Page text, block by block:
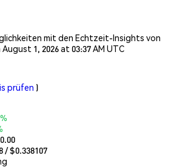
mit den Echtzeit-Insights von
1, 2026 at 03:37 AM UTC
prüfen )
/ $0.338107